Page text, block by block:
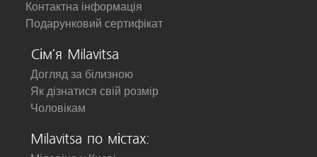
Контактна інформація
Подарунковий сертифікат
Сім'я Milavitsa
Догляд за білизною
Як дізнатися свій розмір
Чоловікам
Milavitsa по містах: